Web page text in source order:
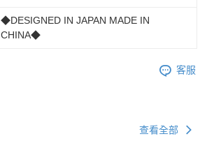
◆DESIGNED IN JAPAN MADE IN
CHINA◆
客服
查看全部